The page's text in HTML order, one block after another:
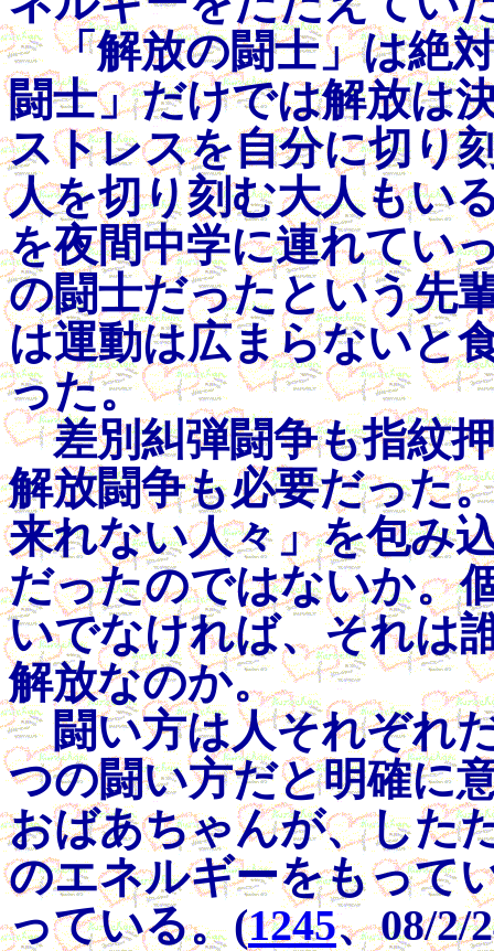
「解放の闘士」は絶対
闘士」だけでは解放は
ストレスを自分に切り
人を切り刻む大人もい
を夜間中学に連れてい
の闘士だったという先
は運動は広まらないと
った。
差別糾弾闘争も指紋押
解放闘争も必要だった
来れない人々」を包み
だったのではないか。
いでなければ、それは
解放なのか。
闘い方は人それぞれ
つの闘い方だと明確に
おばあちゃんが、した
のエネルギーをもって
っている。(1245、08/